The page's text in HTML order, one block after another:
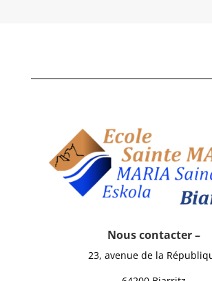
Nous contacter –
23, avenue de la